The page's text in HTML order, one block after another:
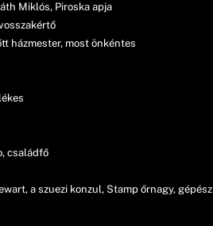
Miklós, Piroska apja
házmester, most önkéntes
családfő
a szuezi konzul, Stamp őrnagy, gépész